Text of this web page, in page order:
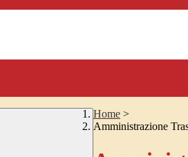
Home >
Amministrazione